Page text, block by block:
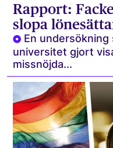
Rapport:
slopa
En undersökning
universitet gjort
missnöjda...